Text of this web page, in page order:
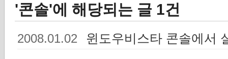
'콘솔'에 해당되는 글 1건
2008.01.02 윈도우비스타 콘솔에서